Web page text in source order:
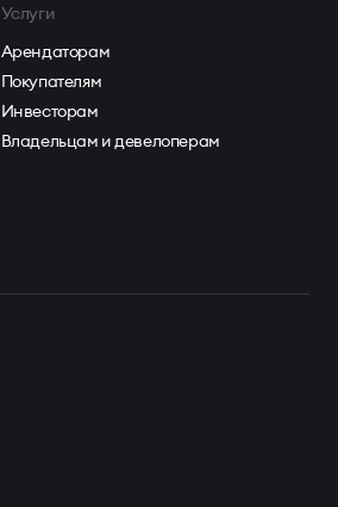
Услуги
Арендаторам
Покупателям
Инвесторам
Владельцам и девелоперам